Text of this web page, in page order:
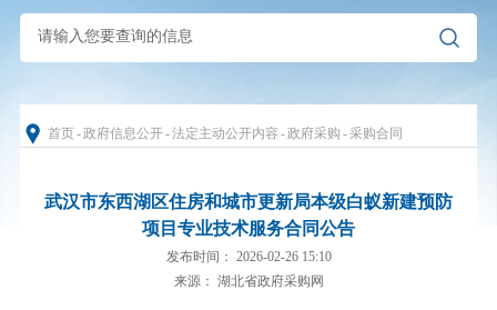
首页-政府信息公开-法定主动公开内容 -政府采购 -采购合同
武汉市东西湖区住房和城市更新局本级白蚁新建预防
项目专业技术服务合同公告
发布时间： 2026-02-26 15:10
来源： 湖北省政府采购网